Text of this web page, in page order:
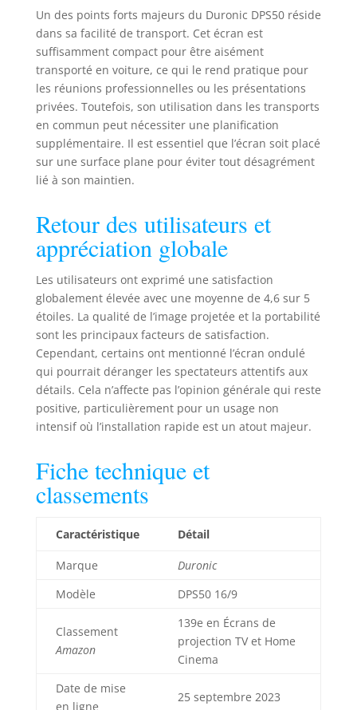
expérience
cinématographique
exceptionnelle à
chaque fois. Que
vous prévoyiez de
créer un home
cinema ou de
l'utiliser dans un
cadre
professionnel,
offrent une stabilité
accrue, tandis que
le mécanisme de
verrouillage
garantit que l'écran
reste en place,
même lorsque vous
le transportez.
Lorsque vous ne
l'utilisez pas, vous
pouvez le ranger
dans son boîtier
compact de 120 x 6
avec une finition
la luminosité,
environnements
L'intérieur de
en noir pour
empêcher la
lumière de passer
des images nettes
Un des points forts majeurs du Duronic DPS50 réside
dans sa facilité de transport. Cet écran est
suffisamment compact pour être aisément
transporté en voiture, ce qui le rend pratique pour
les réunions professionnelles ou les présentations
privées. Toutefois, son utilisation dans les transports
en commun peut nécessiter une planification
supplémentaire. Il est essentiel que l’écran soit placé
sur une surface plane pour éviter tout désagrément
lié à son maintien.
Retour des utilisateurs et
appréciation globale
Les utilisateurs ont exprimé une satisfaction
globalement élevée avec une moyenne de 4,6 sur 5
étoiles. La qualité de l’image projetée et la portabilité
sont les principaux facteurs de satisfaction.
Cependant, certains ont mentionné l’écran ondulé
qui pourrait déranger les spectateurs attentifs aux
détails. Cela n’affecte pas l’opinion générale qui reste
positive, particulièrement pour un usage non
intensif où l’installation rapide est un atout majeur.
Fiche technique et
classements
Caractéristique Détail
Marque
Duronic
Modèle
DPS50 16/9
Classement
Amazon
139e en Écrans de
projection TV et Home
Cinema
Date de mise
en ligne
25 septembre 2023